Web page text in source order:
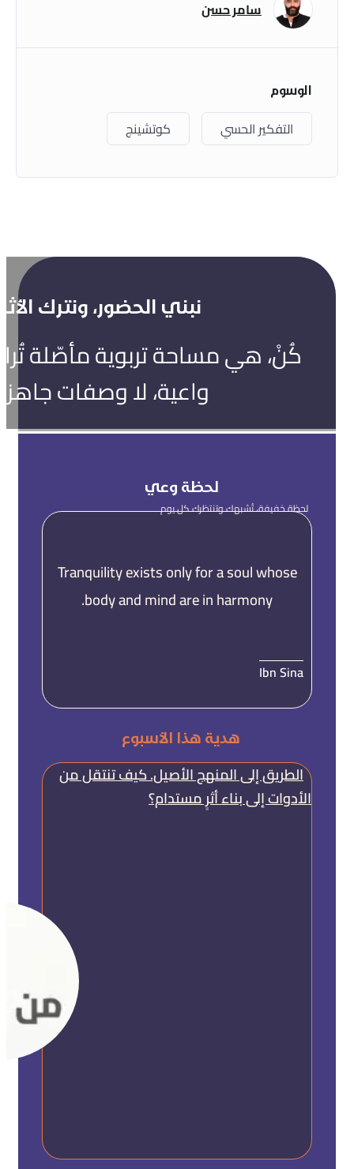
سامر حسن
الوسوم
التفكير الحسي كوتشينج
نبني الحضور، ونترك
كُنْ، هي مساحة تربوية مأصّلة
واعية، لا وصفات
لحظة وعي
لحظة خفيفة، تُشبهك وتنتظرك كل يوم
Tranquility exists only for a soul whose
body and mind are in harmony.
Ibn Sina
هدية هذا الأسبوع
الطريق إلى المنهج الأصيل. كيف تنتقل من
الأدوات إلى بناء أثرٍ مستدام؟